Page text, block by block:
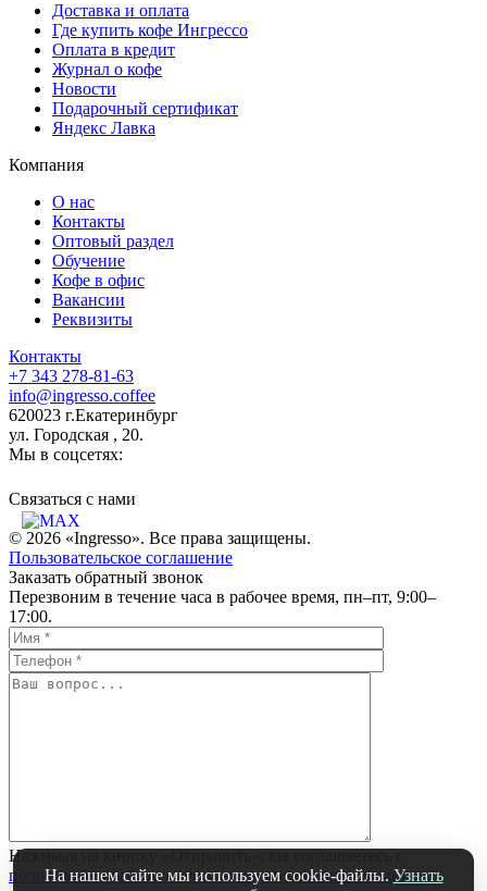
Доставка и оплата
Где купить кофе Ингрессо
Оплата в кредит
Журнал о кофе
Новости
Подарочный сертификат
Яндекс Лавка
Компания
О нас
Контакты
Оптовый раздел
Обучение
Кофе в офис
Вакансии
Реквизиты
Контакты
+7 343 278-81-63
info@ingresso.coffee
620023 г.Екатеринбург
ул. Городская , 20.
Мы в соцсетях:
Связаться c нами
© 2026 «Ingresso». Все права защищены.
Пользовательское соглашение
На нашем сайте мы используем cookie-файлы. Узнать
Заказать обратный звонок
Перезвоним в течение часа в рабочее время, пн–пт, 9:00–
17:00.
Нажимая на кнопку «Отправить», вы соглашаетесь с
политикой обработки персональных данных компании